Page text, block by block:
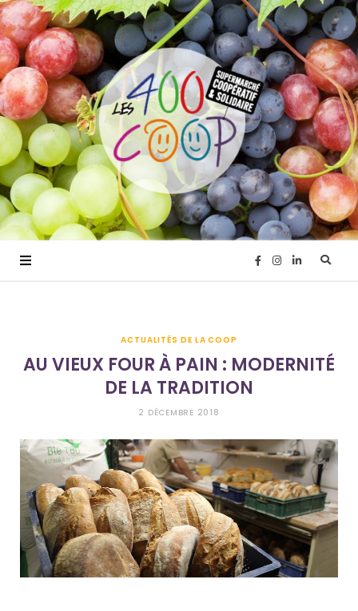
F
o
I
g
r
L
d
I
n
ACTUALITÉS DE LA COOP
AU VIEUX FOUR À PAIN : MODERNITÉ
DE LA TRADITION
2 DÉCEMBRE 2018